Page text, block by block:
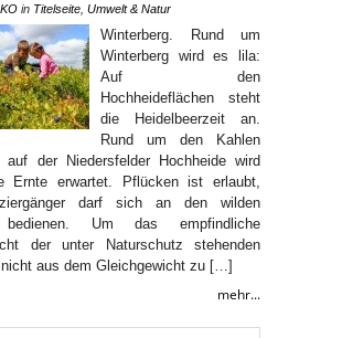
KO in Titelseite Umwelt & Natur
Winterberg. Rund um
Winterberg wird es lila:
Auf den
Hochheideflächen steht
die Heidelbeerzeit an.
Rund um den Kahlen
der Niedersfelder Hochheide wird
Ernte erwartet. Pflücken ist erlaubt,
darf sich an den wilden
bedienen. Um das empfindliche
der unter Naturschutz stehenden
nicht aus dem Gleichgewicht zu […]
mehr...